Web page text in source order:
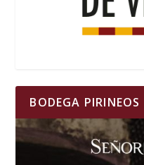
BODEGA PIRINEOS